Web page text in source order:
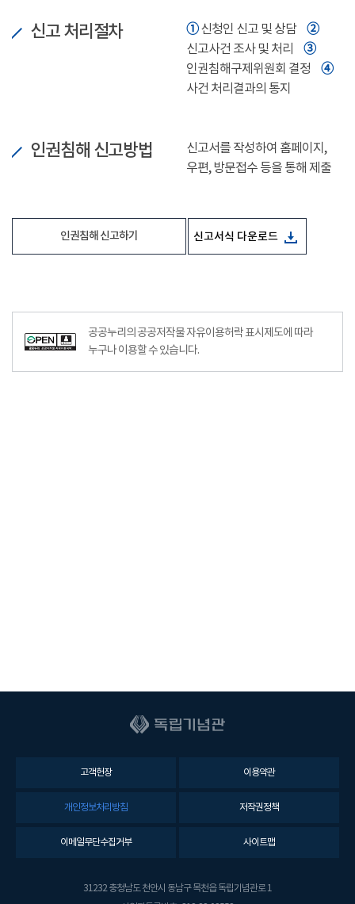
신고 처리절차 ➀신청인 신고 및 상담 ➁
신고사건 조사 및 처리 ➂
인권침해구제위원회 결정 ➃
사건 처리결과의 통지
인권침해 신고방법
신고서를 작성하여 홈페이지,
우편, 방문접수 등을 통해 제출
인권침해 신고하기 신고서식 다운로드
공공누리의 공공저작물 자유이용허락 표시제도에 따라
누구나 이용할 수 있습니다.
고객헌장 이용약관
개인정보처리방침 저작권정책
이메일무단수집거부 사이트맵
31232 충청남도 천안시 동남구 목천읍 독립기념관로 1